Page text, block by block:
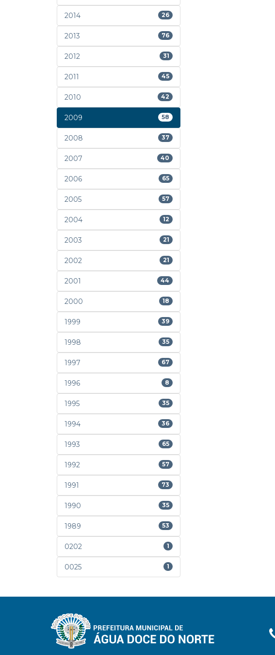
2014 26
2013 76
2012 31
2011 45
2010 42
2009 58
2008 37
2007 40
2006 65
2005 57
2004 12
2003 21
2002 21
2001 44
2000 18
1999 39
1998 35
1997 67
1996 8
1995 35
1994 36
1993 65
1992 57
1991 73
1990 35
1989 53
0202 1
0025 1